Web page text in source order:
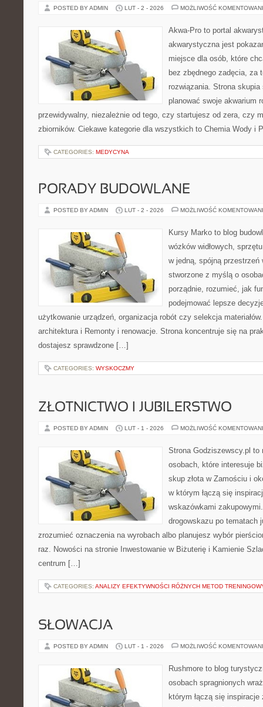
POSTED BY ADMIN LUT - 2 - 2026 MOŻLIWOŚĆ
Akwa-Pro to portal
akwarystyczna jest
miejsce dla osób, które
bez zbędnego zadęcia, za
rozwiązania. Strona
planować swoje akwarium
przewidywalny, niezależnie od tego, czy startujesz od zera, czy
zbiorników. Ciekawe kategorie dla wszystkich to Chemia Wody i
CATEGORIES: MEDYCYNA
PORADY BUDOWLANE
POSTED BY ADMIN LUT - 2 - 2026 MOŻLIWOŚĆ
Kursy Marko to blog
wózków widłowych,
w jedną, spójną przestrzeń
stworzone z myślą o
porządnie, rozumieć, jak
podejmować lepsze
użytkowanie urządzeń, organizacja robót czy selekcja
architektura i Remonty i renowacje. Strona koncentruje się na
dostajesz sprawdzone […]
CATEGORIES: WYSKOCZMY
ZŁOTNICTWO I JUBILERSTWO
POSTED BY ADMIN LUT - 1 - 2026 MOŻLIWOŚĆ
Strona Godziszewscy.pl
osobach, które interesuje
skup złota w Zamościu i
w którym łączą się
wskazówkami
drogowskazu po tematach
zrozumieć oznaczenia na wyrobach albo planujesz wybór
raz. Nowości na stronie Inwestowanie w Biżuterię i Kamienie
centrum […]
CATEGORIES: ANALIZY EFEKTYWNOŚCI RÓŻNYCH METOD
SŁOWACJA
POSTED BY ADMIN LUT - 1 - 2026 MOŻLIWOŚĆ
Rushmore to blog
osobach spragnionych
którym łączą się